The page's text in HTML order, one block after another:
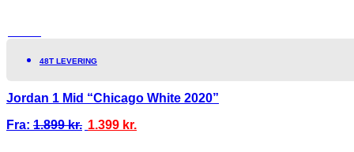
48T LEVERING
Jordan 1 Mid “Chicago White 2020”
Fra: 1.899kr. 1.399 kr.